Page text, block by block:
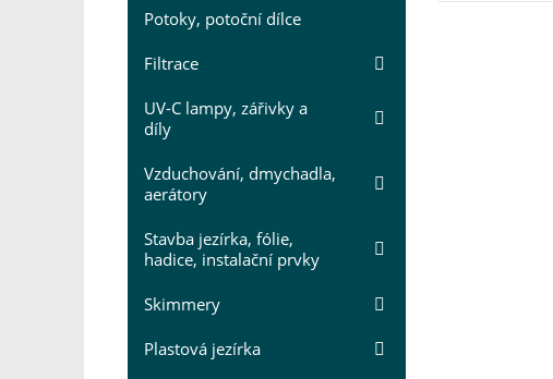
Potoky, potoční dílce
Filtrace
UV-C lampy, zářivky a
díly
Vzduchování, dmychadla,
aerátory
Stavba jezírka, fólie,
hadice, instalační prvky
Skimmery
Plastová jezírka